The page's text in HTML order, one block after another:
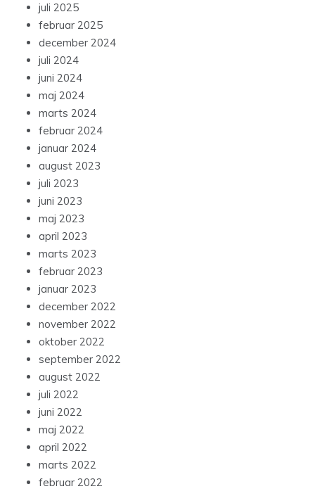
juli 2025
februar 2025
december 2024
juli 2024
juni 2024
maj 2024
marts 2024
februar 2024
januar 2024
august 2023
juli 2023
juni 2023
maj 2023
april 2023
marts 2023
februar 2023
januar 2023
december 2022
november 2022
oktober 2022
september 2022
august 2022
juli 2022
juni 2022
maj 2022
april 2022
marts 2022
februar 2022